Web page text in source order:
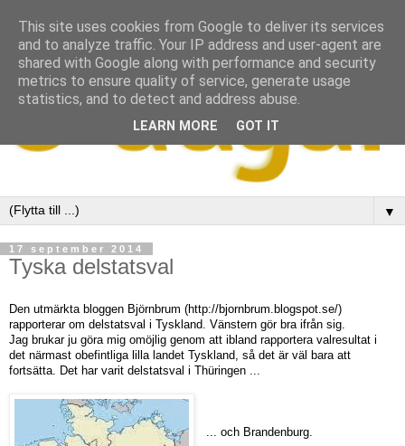
▼
17 september 2014
Tyska delstatsval
Den utmärkta bloggen Björnbrum (http://bjornbrum.blogspot.se/)
rapporterar om delstatsval i Tyskland. Vänstern gör bra ifrån sig.
Jag brukar ju göra mig omöjlig genom att ibland rapportera valresultat i
det närmast obefintliga lilla landet Tyskland, så det är väl bara att
fortsätta. Det har varit delstatsval i Thüringen ...
... och Brandenburg.
This site uses cookies from Google to deliver its services
and to analyze traffic. Your IP address and user-agent are
shared with Google along with performance and security
metrics to ensure quality of service, generate usage
statistics, and to detect and address abuse.
LEARN MORE GOT IT